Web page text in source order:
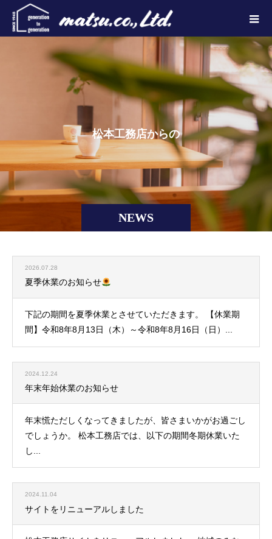
NEWS
松 本 工務 店 から の
おし
2026.07.28
夏季休業のお知らせ
下記の期間を夏季休業とさせていただきます。 【休業期
間】令和8年8月13日（木）～令和8年8月16日（日）...
2024.12.24
年末年始休業のお知らせ
年末慌ただしくなってきましたが、皆さまいかがお過ごし
でしょうか。 松本工務店では、以下の期間冬期休業いた
し...
2024.11.04
サイトをリニューアルしました